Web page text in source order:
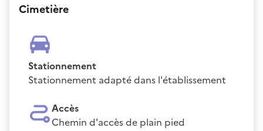
Cimetière
Stationnement
Stationnement adapté dans l'établissement
Accès
Chemin d'accès de plain pied